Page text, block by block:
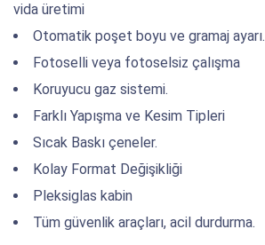
vida üretimi
Otomatik poşet boyu ve gramaj ayarı.
Fotoselli veya fotoselsiz çalışma
Koruyucu gaz sistemi.
Farklı Yapışma ve Kesim Tipleri
Sıcak Baskı çeneler.
Kolay Format Değişikliği
Pleksiglas kabin
Tüm güvenlik araçları, acil durdurma.